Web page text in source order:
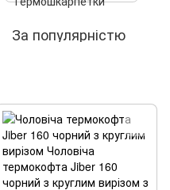
За популярністю